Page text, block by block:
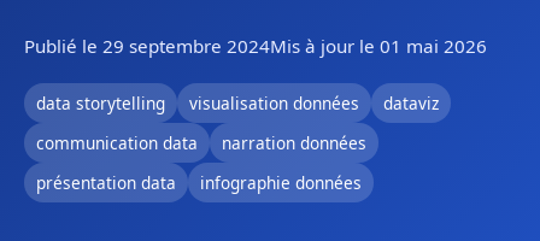
Publié le 29 septembre 2024Mis à jour le 01 mai 2026
data storytelling visualisation données
dataviz
communication data
narration données
présentation data
infographie données